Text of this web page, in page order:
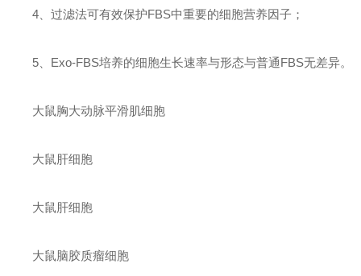
4 、过滤法可有效保护FBS中重要的细胞营养因子；
5、 Exo-FBS培养的细胞生长速率与形态与普通FBS无差异。
大鼠胸大动脉平滑肌细胞
大鼠肝细胞
大鼠肝细胞
大鼠脑胶质瘤细胞